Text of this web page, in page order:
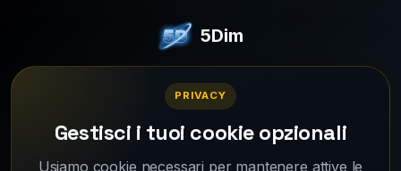
5Dim
© 2026 - Tutti i diritti riservati.
Wiki Guide
Perché 5Dim?
PRIVACY
Gestisci i tuoi cookie opzionali
Usiamo cookie necessari per mantenere attive le